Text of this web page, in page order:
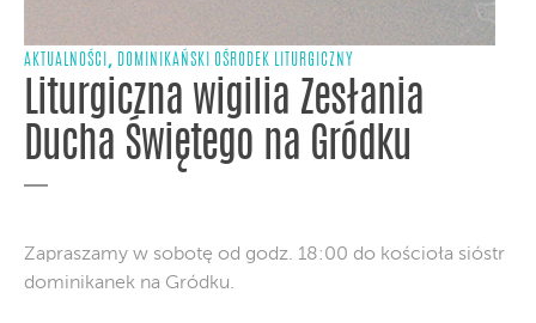
AKTUALNOŚCI , DOMINIKAŃSKI OŚRODEK LITURGICZNY
Liturgiczna wigilia Zesłania
Ducha Świętego na Gródku
Zapraszamy w sobotę od godz. 18:00 do kościoła sióstr
dominikanek na Gródku.